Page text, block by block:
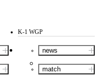
K-1 WGP
news
match